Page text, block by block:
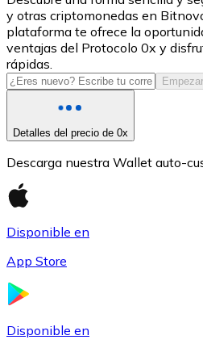
USDC
Litecoin
LTC
y otras criptomonedas en
plataforma te ofrece la
ventajas del Protocolo 0x y
rápidas.
Empezar
Detalles del precio de 0x
Descarga nuestra Wallet auto-
Disponible en
App Store
Disponible en